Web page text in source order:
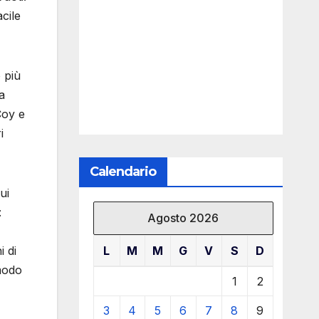
più
e
di
Calendario
Agosto 2026
L M M G V S D
1 2
3 4 5 6 7 8 9